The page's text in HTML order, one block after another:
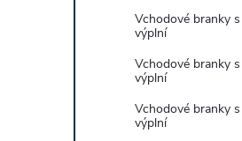
Vchodové branky
výplní
Vchodové branky
výplní
Vchodové branky
výplní